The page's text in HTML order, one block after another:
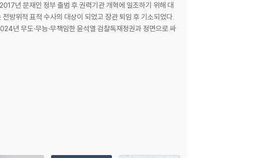
년 문재인 정부 출범 후 권력기관 개혁에 일조하기 위해 대
방위적 표적 수사의 대상이 되었고 장관 퇴임 후 기소되었다.
년 무도·무능·무책임한 윤석열 검찰독재정권과 정면으로 싸